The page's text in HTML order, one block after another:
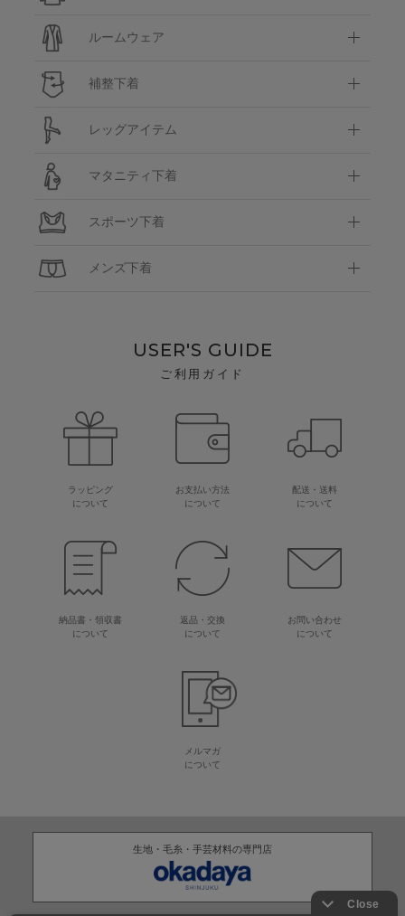
ルームウェア
補整下着
レッグアイテム
マタニティ下着
スポーツ下着
メンズ下着
USER'S GUIDE
ご利用ガイド
ラッピング
について
お支払い方法
について
配送・送料
について
納品書・領収書
について
返品・交換
について
お問い合わせ
について
メルマガ
について
生地・毛糸・手芸材料の専門店